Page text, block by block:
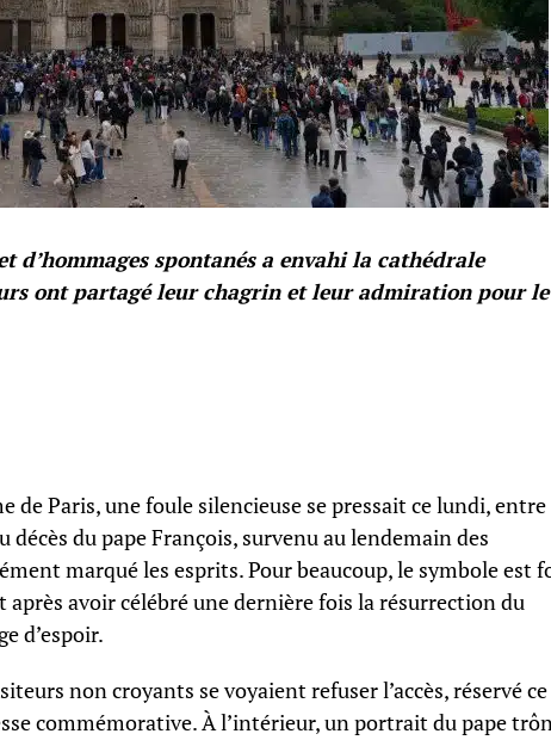
d’hommages spontanés a envahi la cathédrale
ont partagé leur chagrin et leur admiration pour le
de Paris, une foule silencieuse se pressait ce lundi, entre
décès du pape François, survenu au lendemain des
marqué les esprits. Pour beaucoup, le symbole est
après avoir célébré une dernière fois la résurrection du
d’espoir.
non croyants se voyaient refuser l’accès, réservé ce
commémorative. À l’intérieur, un portrait du pape